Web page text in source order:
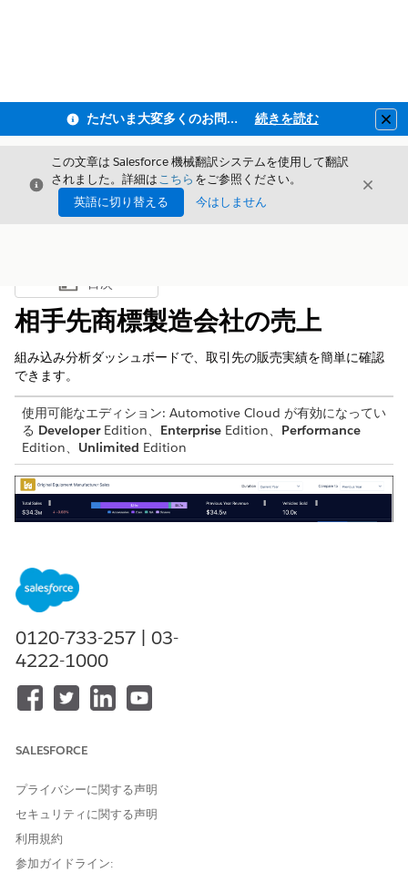
ただいま大変多くのお問い合わせをいただいており、ご連絡までにお時間を頂戴しております 続きを読む
閉じる
この文章は Salesforce 機械翻訳システムを使用して翻訳
されました。詳細はこちら をご参照ください。
英語に切り替える
今はしません
閉じる
目次を表示
目次
相手先商標製造会社の売上
組み込み分析ダッシュボードで、取引先の販売実績を簡単に確認
できます。
使用可能なエディション: Automotive Cloud が有効になってい
る DeveloperEdition、 Enterprise Edition、 Performance
Edition、 Unlimited Edition
このダッシュボードでは、次の情報が得られます。
選択した期間の自動車販売台数
各地域の売上状況
時系列予測に基づく売上トレンド
収益と数量に基づく業績トップの取引先
0120-733-257 | 03-
4222-1000
SALESFORCE
プライバシーに関する声明
セキュリティに関する声明
利用規約
参加ガイドライン: